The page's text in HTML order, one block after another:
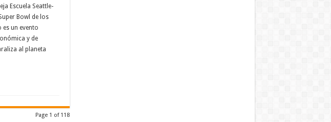
Escuela Seattle-
Bowl de los
es un evento
y de
al planeta
Page 1 of 118